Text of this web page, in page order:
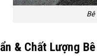
& Chất Lượng